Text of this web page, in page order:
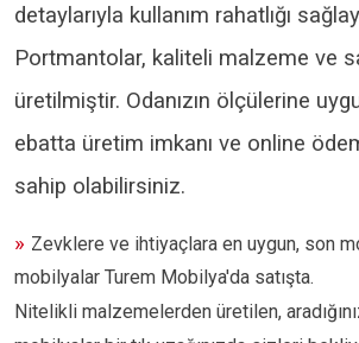
detaylarıyla kullanım rahatlığı
Portmantolar, kaliteli malzeme ve
üretilmiştir. Odanızın ölçülerine
ebatta üretim imkanı ve online
sahip olabilirsiniz.
» Zevklere ve ihtiyaçlara en uygun, son
mobilyalar Turem Mobilya'da satışta.
Nitelikli malzemelerden üretilen,